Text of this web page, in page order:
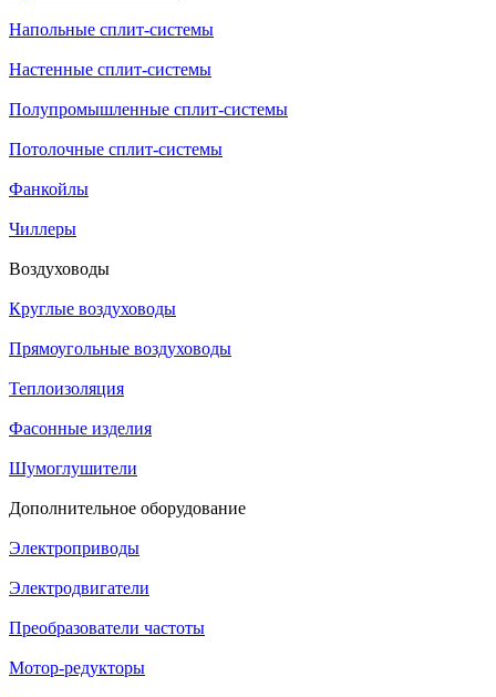
Напольные сплит-системы
Настенные сплит-системы
Полупромышленные сплит-системы
Потолочные сплит-системы
Фанкойлы
Чиллеры
Воздуховоды
Круглые воздуховоды
Прямоугольные воздуховоды
Теплоизоляция
Фасонные изделия
Шумоглушители
Дополнительное оборудование
Электроприводы
Электродвигатели
Преобразователи частоты
Мотор-редукторы